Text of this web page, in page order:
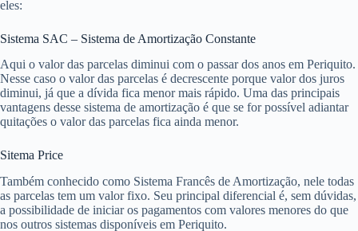
eles:
Sistema SAC – Sistema de Amortização Constante
Aqui o valor das parcelas diminui com o passar dos anos em Periquito.
Nesse caso o valor das parcelas é decrescente porque valor dos juros
diminui, já que a dívida fica menor mais rápido. Uma das principais
vantagens desse sistema de amortização é que se for possível adiantar
quitações o valor das parcelas fica ainda menor.
Sitema Price
Também conhecido como Sistema Francês de Amortização, nele todas
as parcelas tem um valor fixo. Seu principal diferencial é, sem dúvidas,
a possibilidade de iniciar os pagamentos com valores menores do que
nos outros sistemas disponíveis em Periquito.